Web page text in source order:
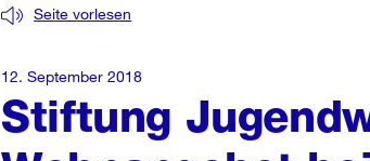
Stiftung
Seite vorlesen
12. September 2018